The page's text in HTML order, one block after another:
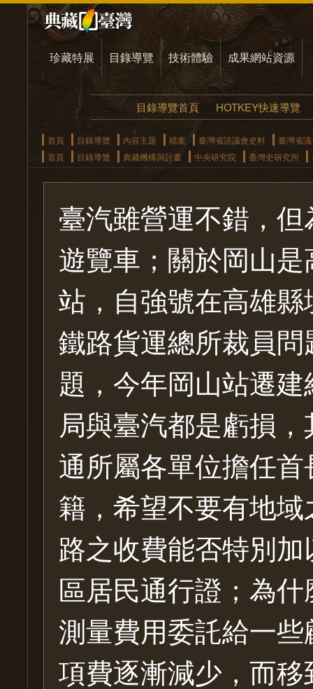
珍藏特展 目錄導覽 技術體驗 成果網站資源
目錄導覽首頁 HOTKEY快速導覽
首頁 目錄導覽 內容主題 檔案 臺灣省諮議會史料
臺灣省
首頁
目錄導覽 典藏機構與計畫 中央研究院 臺灣史研究所
臺汽雖營運不錯，
遊覽車；關於岡山
站，自強號在高雄
鐵路貨運總所裁員
題，今年岡山站遷
局與臺汽都是虧損
通所屬各單位擔任
籍，希望不要有地
路之收費能否特別
區居民通行證；為
測量費用委託給一
項費逐漸減少，而